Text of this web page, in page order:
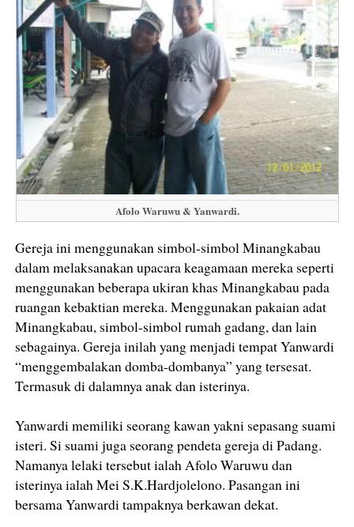
Afolo Waruwu & Yanwardi.
Gereja ini menggunakan simbol-simbol Minangkabau
dalam melaksanakan upacara keagamaan mereka seperti
menggunakan beberapa ukiran khas Minangkabau pada
ruangan kebaktian mereka. Menggunakan pakaian adat
Minangkabau, simbol-simbol rumah gadang, dan lain
sebagainya. Gereja inilah yang menjadi tempat Yanwardi
“menggembalakan domba-dombanya” yang tersesat.
Termasuk di dalamnya anak dan isterinya.
Yanwardi memiliki seorang kawan yakni sepasang suami
isteri. Si suami juga seorang pendeta gereja di Padang.
Namanya lelaki tersebut ialah Afolo Waruwu dan
isterinya ialah Mei S.K.Hardjolelono. Pasangan ini
bersama Yanwardi tampaknya berkawan dekat.